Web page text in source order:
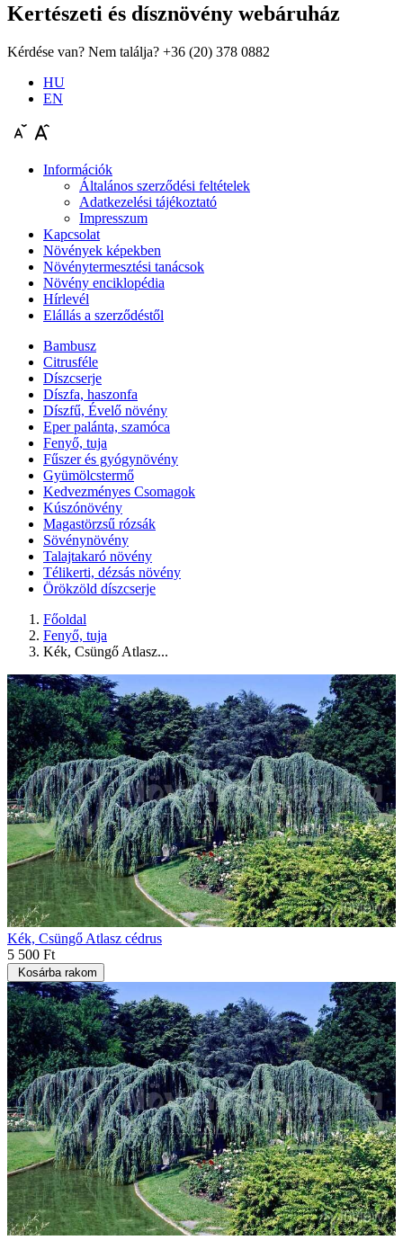
Kertészeti és dísznövény webáruház
Kérdése van? Nem találja? +36 (20) 378 0882
HU
EN
Információk
Általános szerződési feltételek
Adatkezelési tájékoztató
Impresszum
Kapcsolat
Növények képekben
Növénytermesztési tanácsok
Növény enciklopédia
Hírlevél
Elállás a szerződéstől
Bambusz
Citrusféle
Díszcserje
Díszfa, haszonfa
Díszfű, Évelő növény
Eper palánta, szamóca
Fenyő, tuja
Fűszer és gyógynövény
Gyümölcstermő
Kedvezményes Csomagok
Kúszónövény
Magastörzsű rózsák
Sövénynövény
Talajtakaró növény
Télikerti, dézsás növény
Örökzöld díszcserje
Főoldal
Fenyő, tuja
Kék, Csüngő Atlasz...
Kék, Csüngő Atlasz cédrus
5 500 Ft
Kosárba rakom